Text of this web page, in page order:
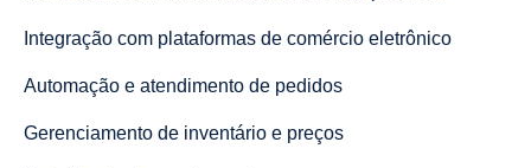
Integração com plataformas de comércio eletrônico
Automação e atendimento de pedidos
Gerenciamento de inventário e preços